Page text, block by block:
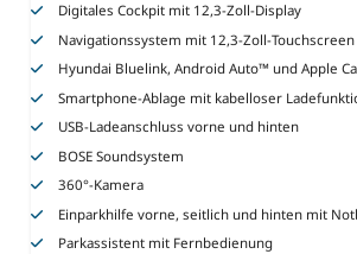
Digitales Cockpit mit 12,3-Zoll-Display
Navigationssystem mit 12,3-Zoll-Touchscreen
Hyundai Bluelink, Android Auto™ und Apple
Smartphone-Ablage mit kabelloser
USB-Ladeanschluss vorne und hinten
BOSE Soundsystem
360°-Kamera
Einparkhilfe vorne, seitlich und hinten mit
Parkassistent mit Fernbedienung